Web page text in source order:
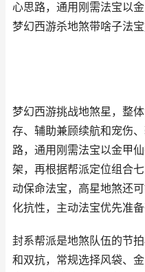
心思路，通用刚需法宝以
梦幻西游杀地煞带啥子法
梦幻西游挑战地煞星，整
存、辅助兼顾续航和宠伤
路，通用刚需法宝以金甲
架，再根据帮派定位组合
动保命法宝，高星地煞还
化抗性，主动法宝优先准
封系帮派是地煞队伍的节
和双抗，常规选择风袋、